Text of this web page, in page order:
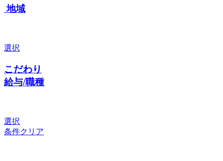
地域
選択
こだわり
給与/職種
選択
条件クリア